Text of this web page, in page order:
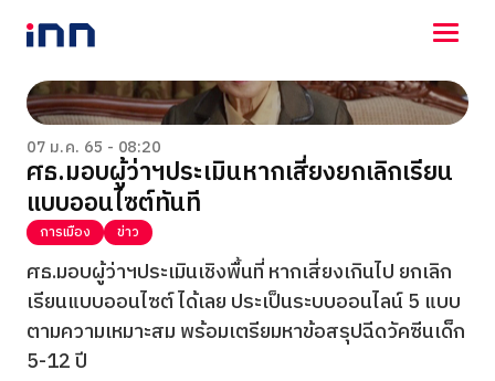
NEWS
ENTERTAINMENT
LIFESTYLE
HOROSCOPE
LOTTERY
VIDEO
ร่วมด้วยช่วยกัน
07 ม.ค. 65 - 08:20
ศธ.มอบผู้ว่าฯประเมินหากเสี่ยงยกเลิกเรียน
แบบออนไซต์ทันที
การเมือง ข่าว
ศธ.มอบผู้ว่าฯประเมินเชิงพื้นที่ หากเสี่ยงเกินไป ยกเลิก
เรียนแบบออนไซต์ ได้เลย ประเป็นระบบออนไลน์ 5 แบบ
ตามความเหมาะสม พร้อมเตรียมหาข้อสรุปฉีดวัคซีนเด็ก
5-12 ปี